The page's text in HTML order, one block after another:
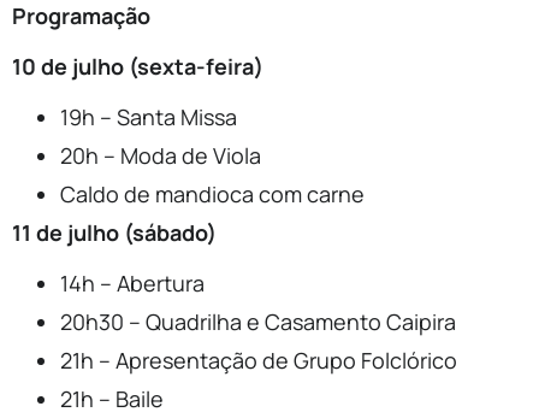
Programação
10 de julho (sexta-feira)
19h – Santa Missa
20h – Moda de Viola
Caldo de mandioca com carne
11 de julho (sábado)
14h – Abertura
20h30 – Quadrilha e Casamento Caipira
21h – Apresentação de Grupo Folclórico
21h – Baile